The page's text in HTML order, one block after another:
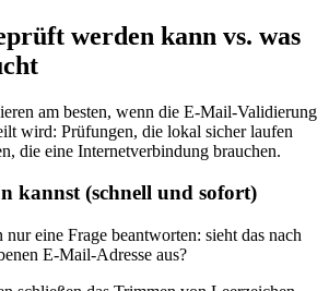
werden kann vs. was
am besten, wenn die E‑Mail‑Validierung
wird: Prüfungen, die lokal sicher laufen
die eine Internetverbindung brauchen.
kannst (schnell und sofort)
eine Frage beantworten: sieht das nach
E‑Mail‑Adresse aus?